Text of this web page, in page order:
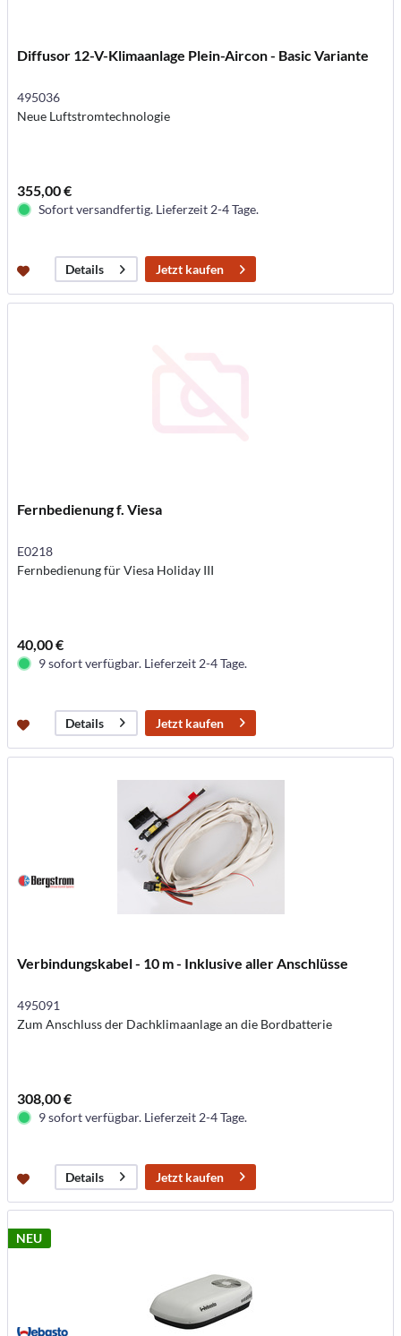
Diffusor 12-V-Klimaanlage Plein-Aircon - Basic Variante
495036
Neue Luftstromtechnologie
355,00 €
Sofort versandfertig. Lieferzeit 2-4 Tage.
Details Jetzt kaufen
Fernbedienung f. Viesa
E0218
Fernbedienung für Viesa Holiday III
40,00 €
9 sofort verfügbar. Lieferzeit 2-4 Tage.
Details Jetzt kaufen
Verbindungskabel - 10 m - Inklusive aller Anschlüsse
495091
Zum Anschluss der Dachklimaanlage an die Bordbatterie
308,00 €
9 sofort verfügbar. Lieferzeit 2-4 Tage.
Details Jetzt kaufen
NEU